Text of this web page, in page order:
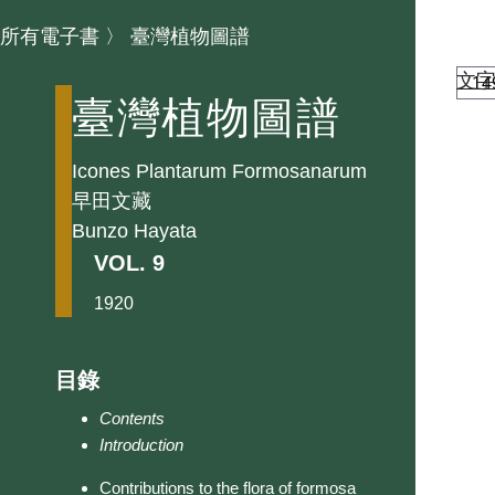
所有電子書 〉 臺灣植物圖譜
臺灣植物圖譜
Icones Plantarum Formosanarum
早田文藏
Bunzo Hayata
VOL. 9
1920
目錄
Contents
Introduction
Contributions to the flora of formosa
文